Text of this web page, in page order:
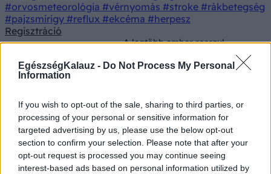
EgészségKalauz - Do Not Process My Personal
Information
If you wish to opt-out of the sale, sharing to third parties, or
processing of your personal or sensitive information for
targeted advertising by us, please use the below opt-out
section to confirm your selection. Please note that after your
opt-out request is processed you may continue seeing
interest-based ads based on personal information utilized by
#orvosmeteorológia #vérnyomás #stroke #rákbetegség
#pajzsmirigy #reflux #ekcéma #herpesz
Regisztráció
egészség
A legtöbb ember rosszul
csinálja: így lehet igazán érdekes
beszélgetést folytatni a
A legtöbb ember rosszul csinálja:
így lehet igazán érdekes
beszélgetést folytatni a
pszichológusok szerint